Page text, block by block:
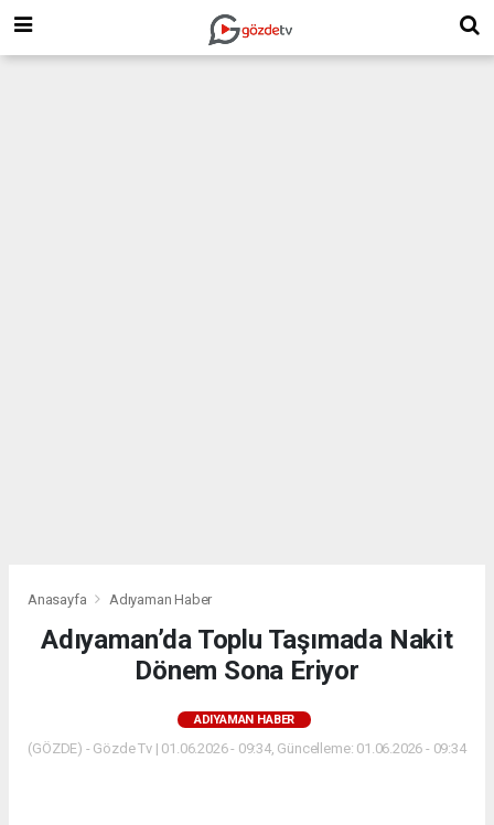
Anasayfa Adıyaman Haber
Adıyaman’da Toplu Taşımada Nakit
Dönem Sona Eriyor
ADIYAMAN HABER
(GÖZDE) - Gözde Tv | 01.06.2026 - 09:34, Güncelleme: 01.06.2026 - 09:34